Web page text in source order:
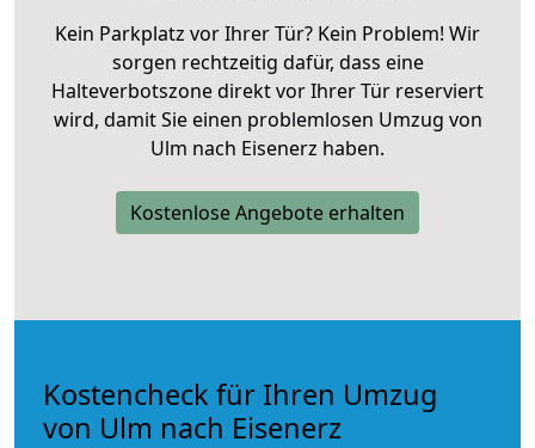
Kein Parkplatz vor Ihrer Tür? Kein Problem! Wir
sorgen rechtzeitig dafür, dass eine
Halteverbotszone direkt vor Ihrer Tür reserviert
wird, damit Sie einen problemlosen Umzug von
Ulm nach Eisenerz haben.
Kostenlose Angebote erhalten
Kostencheck für Ihren Umzug
von Ulm nach Eisenerz